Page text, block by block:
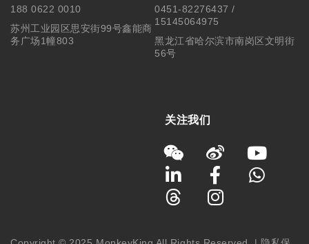
188 0622 0010
苏州工业园区思安街99号鑫能商
务广场1幢803
0451-82276437 /
15145064975
黑龙江省哈尔滨市南岗区文明街
56号
关注我们